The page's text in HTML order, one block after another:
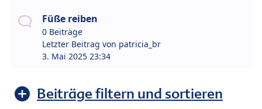
Füße reiben
0 Beiträge
Letzter Beitrag von patricia_br
3. Mai 2025 23:34
Beiträge filtern und sortieren